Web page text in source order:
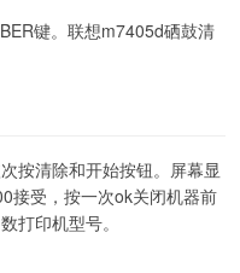
键。联想m7405d硒鼓清
按清除和开始按钮。屏幕显
接受，按一次ok关闭机器前
打印机型号。